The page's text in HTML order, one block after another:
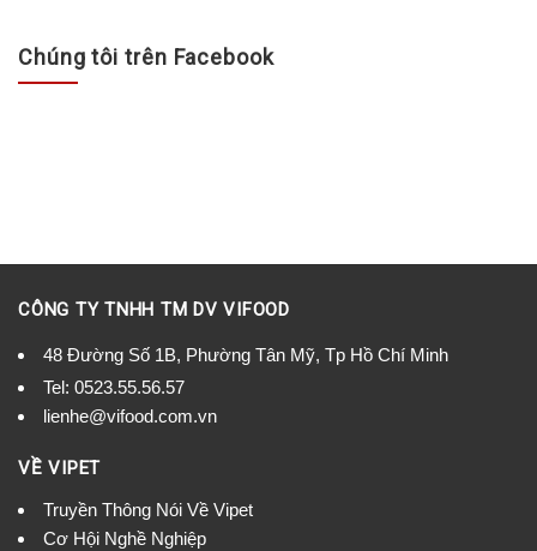
Chúng tôi trên Facebook
CÔNG TY TNHH TM DV VIFOOD
48 Đường Số 1B, Phường Tân Mỹ, Tp Hồ Chí Minh
Tel: 0523.55.56.57
lienhe@vifood.com.vn
VỀ VIPET
Truyền Thông Nói Về Vipet
Cơ Hội Nghề Nghiệp